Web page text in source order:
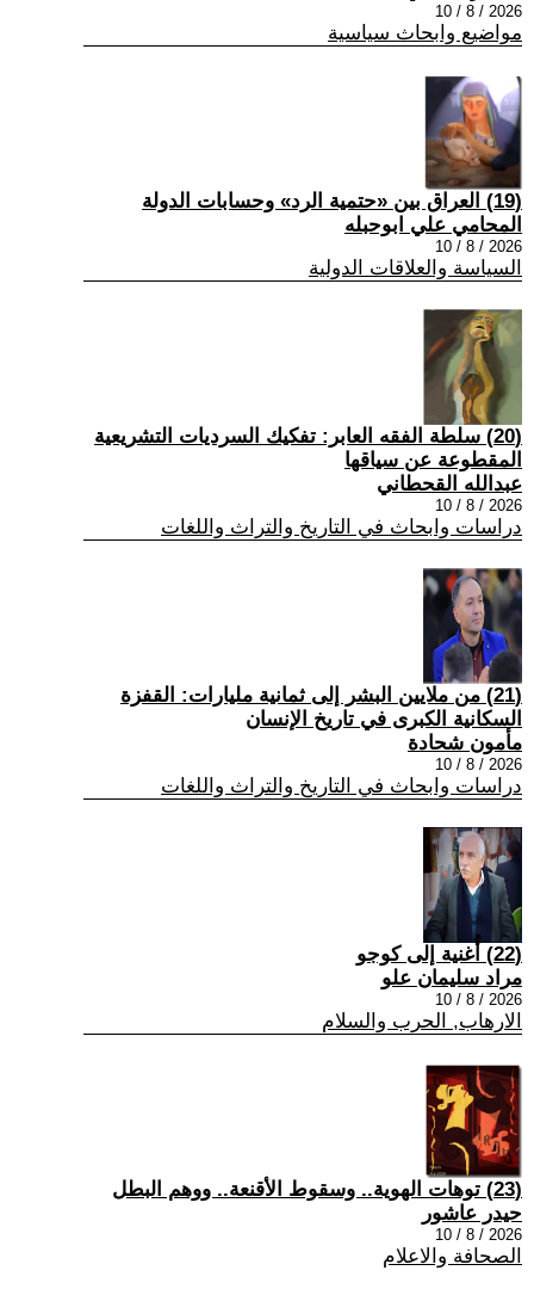
2026 / 8 / 10
مواضيع وابحاث سياسية
(19) العراق بين «حتمية الرد» وحسابات الدولة
المحامي علي ابوحبله
2026 / 8 / 10
السياسة والعلاقات الدولية
(20) سلطة الفقه العابر: تفكيك السرديات التشريعية
المقطوعة عن سياقها
عبدالله القحطاني
2026 / 8 / 10
دراسات وابحاث في التاريخ والتراث واللغات
(21) من ملايين البشر إلى ثمانية مليارات: القفزة
السكانية الكبرى في تاريخ الإنسان
مأمون شحادة
2026 / 8 / 10
دراسات وابحاث في التاريخ والتراث واللغات
(22) أُغنية إلى كوجو
مراد سليمان علو
2026 / 8 / 10
الارهاب, الحرب والسلام
(23) توهات الهوية.. وسقوط الأقنعة.. ووهم البطل
حيدر عاشور
2026 / 8 / 10
الصحافة والاعلام